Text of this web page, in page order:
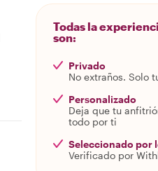
Todas la
son:
Privado
No extraños. Solo
Personalizado
Deja que tu
todo por ti
Seleccionado por
Verificado por